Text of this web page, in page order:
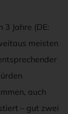
Jahre (DE:
meisten
auch
– gut zwei